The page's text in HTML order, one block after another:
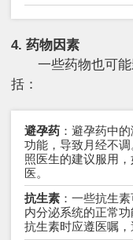
4. 药物因素
一些药物也可
括：
避孕药：避孕药中
功能，导致月经不
照医生的建议服用
医。
抗生素：一些抗生
内分泌系统的正常
抗生素时应遵医嘱，